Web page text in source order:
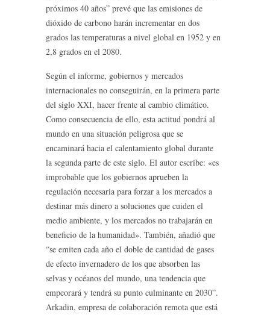
próximos 40 años” prevé que las emisiones de
dióxido de carbono harán incrementar en dos
grados las temperaturas a nivel global en 1952 y en
2,8 grados en el 2080.
Según el informe, gobiernos y mercados
internacionales no conseguirán, en la primera parte
del siglo XXI, hacer frente al cambio climático.
Como consecuencia de ello, esta actitud pondrá al
mundo en una situación peligrosa que se
encaminará hacia el calentamiento global durante
la segunda parte de este siglo. El autor escribe: «es
improbable que los gobiernos aprueben la
regulación necesaria para forzar a los mercados a
destinar más dinero a soluciones que cuiden el
medio ambiente, y los mercados no trabajarán en
beneficio de la humanidad». También, añadió que
“se emiten cada año el doble de cantidad de gases
de efecto invernadero de los que absorben las
selvas y océanos del mundo, una tendencia que
empeorará y tendrá su punto culminante en 2030”.
Arkadin, empresa de colaboración remota que está